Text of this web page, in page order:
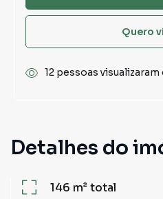
Detalhes do
146 m²total
Quero
12 pessoas